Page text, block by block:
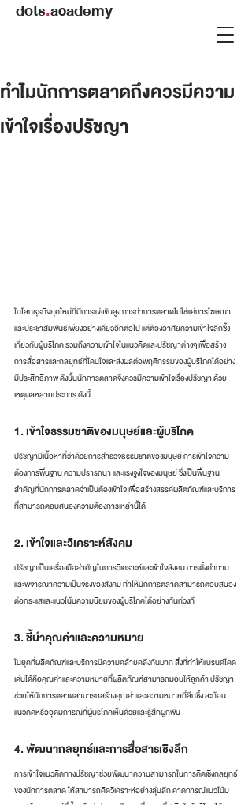
dots.academy
ทำไมนักการตลาดถึงควรมีความ
เข้าใจเรื่องปรัชญา
ในโลกธุรกิจยุคใหม่ที่มีการแข่งขันสูง การทำการตลาดไม่ใช่แค่การโฆษณา
และประชาสัมพันธ์เพียงอย่างเดียวอีกต่อไป แต่ต้องอาศัยความเข้าใจลึกซึ้ง
เกี่ยวกับผู้บริโภค รวมถึงความเข้าใจในแนวคิดและปรัชญาต่างๆ เพื่อสร้าง
การสื่อสารและกลยุทธ์ที่โดนใจและส่งผลต่อพฤติกรรมของผู้บริโภคได้อย่าง
มีประสิทธิภาพ ดังนั้นนักการตลาดจึงควรมีความเข้าใจเรื่องปรัชญา ด้วย
เหตุผลหลายประการ ดังนี้
1. เข้าใจธรรมชาติของมนุษย์และผู้บริโภค
ปรัชญามีเนื้อหาที่ว่าด้วยการสำรวจธรรมชาติของมนุษย์ การเข้าใจความ
ต้องการพื้นฐาน ความปรารถนา และแรงจูงใจของมนุษย์ ซึ่งเป็นพื้นฐาน
สำคัญที่นักการตลาดจำเป็นต้องเข้าใจ เพื่อสร้างสรรค์ผลิตภัณฑ์และบริการ
ที่สามารถตอบสนองความต้องการเหล่านี้ได้
2. เข้าใจและวิเคราะห์สังคม
ปรัชญาเป็นเครื่องมือสำคัญในการวิเคราะห์และเข้าใจสังคม การตั้งคำถาม
และพิจารณาความเป็นจริงของสังคม ทำให้นักการตลาดสามารถตอบสนอง
ต่อกระแสและแนวโน้มความนิยมของผู้บริโภคได้อย่างทันท่วงที
3. ชี้นำคุณค่าและความหมาย
ในยุคที่ผลิตภัณฑ์และบริการมีความคล้ายคลึงกันมาก สิ่งที่ทำให้แบรนด์โดด
เด่นได้คือคุณค่าและความหมายที่ผลิตภัณฑ์สามารถมอบให้ลูกค้า ปรัชญา
ช่วยให้นักการตลาดสามารถสร้างคุณค่าและความหมายที่ลึกซึ้ง สะท้อน
แนวคิดหรืออุดมการณ์ที่ผู้บริโภคเห็นด้วยและรู้สึกผูกพัน
4. พัฒนากลยุทธ์และการสื่อสารเชิงลึก
การเข้าใจแนวคิดทางปรัชญาช่วยพัฒนาความสามารถในการคิดเชิงกลยุทธ์
ของนักการตลาด ให้สามารถคิดวิเคราะห์อย่างลุ่มลึก คาดการณ์แนวโน้ม